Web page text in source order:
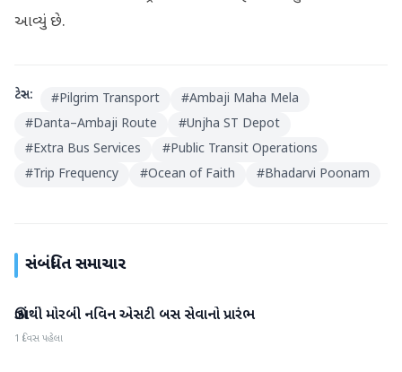
આવ્યું છે.
ટેગ્સ: #Pilgrim Transport #Ambaji Maha Mela
#Danta–Ambaji Route #Unjha ST Depot
#Extra Bus Services #Public Transit Operations
#Trip Frequency #Ocean of Faith #Bhadarvi Poonam
સંબંધિત સમાચાર
મહેસાણા
ઊંઝાથી મોરબી નવિન એસટી બસ સેવાનો પ્રારંભ
1 દિવસ પહેલા